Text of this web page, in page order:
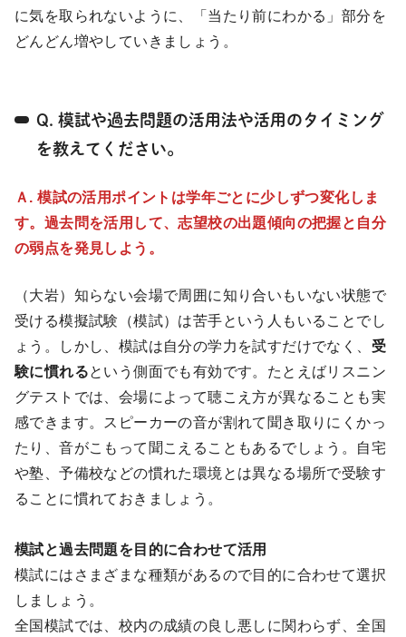
に気を取られないように、「当たり前にわかる」部分を
どんどん増やしていきましょう。
Q. 模試や過去問題の活用法や活用のタイミング
を教えてください。
Ａ. 模試の活用ポイントは学年ごとに少しずつ変化しま
す。過去問を活用して、志望校の出題傾向の把握と自分
の弱点を発見しよう。
（大岩）知らない会場で周囲に知り合いもいない状態で
受ける模擬試験（模試）は苦手という人もいることでし
ょう。しかし、模試は自分の学力を試すだけでなく、 受
験に慣れるという側面でも有効です。たとえばリスニン
グテストでは、会場によって聴こえ方が異なることも実
感できます。スピーカーの音が割れて聞き取りにくかっ
たり、音がこもって聞こえることもあるでしょう。自宅
や塾、予備校などの慣れた環境とは異なる場所で受験す
ることに慣れておきましょう。
模試と過去問題を目的に合わせて活用
模試にはさまざまな種類があるので目的に合わせて選択
しましょう。
全国模試では、校内の成績の良し悪しに関わらず、全国